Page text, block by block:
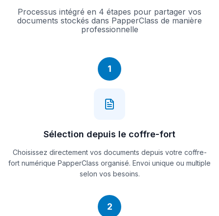
Processus intégré en 4 étapes pour partager vos
documents stockés dans PapperClass de manière
professionnelle
1
Sélection depuis le coffre-fort
Choisissez directement vos documents depuis votre coffre-
fort numérique PapperClass organisé. Envoi unique ou multiple
selon vos besoins.
2